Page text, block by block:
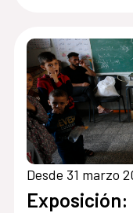
del territorio
Desde 31 marzo
Exposición: